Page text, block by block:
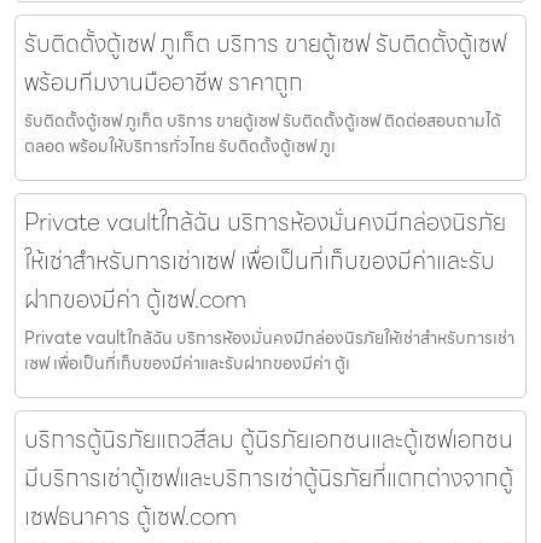
รับติดตั้งตู้เซฟ ภูเก็ต บริการ ขายตู้เซฟ รับติดตั้งตู้เซฟ
พร้อมทีมงานมืออาชีพ ราคาถูก
รับติดตั้งตู้เซฟ ภูเก็ต บริการ ขายตู้เซฟ รับติดตั้งตู้เซฟ ติดต่อสอบถามได้
ตลอด พร้อมให้บริการทั่วไทย รับติดตั้งตู้เซฟ ภูเ
Private vaultใกล้ฉัน บริการห้องมั่นคงมีกล่องนิรภัย
ให้เช่าสำหรับการเช่าเซฟ เพื่อเป็นที่เก็บของมีค่าและรับ
ฝากของมีค่า ตู้เซฟ.com
Private vaultใกล้ฉัน บริการห้องมั่นคงมีกล่องนิรภัยให้เช่าสำหรับการเช่า
เซฟ เพื่อเป็นที่เก็บของมีค่าและรับฝากของมีค่า ตู้เ
บริการตู้นิรภัยแถวสีลม ตู้นิรภัยเอกชนและตู้เซฟเอกชน
มีบริการเช่าตู้เซฟและบริการเช่าตู้นิรภัยที่แตกต่างจากตู้
เซฟธนาคาร ตู้เซฟ.com